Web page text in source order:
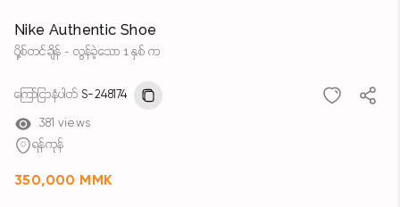
Nike Authentic Shoe
ပို့စ်တင်ချိန် - လွန်ခဲ့သော 1 နှစ် က
ကြော်ငြာနံပါတ် S-248174
381 views
ရန်ကုန်
350,000 MMK